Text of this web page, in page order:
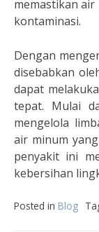
memastikan
kontaminasi.
Dengan
disebabkan
dapat
tepat. Mulai
mengelola
air minum
penyakit ini
kebersihan
Posted in Blog